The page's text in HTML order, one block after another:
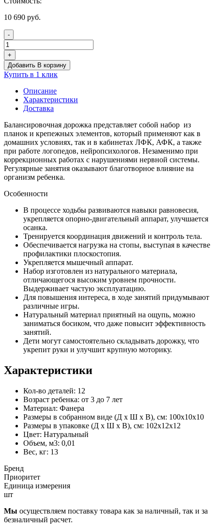
10 690 руб.
-
Количество
товара
Балансировочная
дорожка
Натураль
+
Добавить В корзину
Купить в 1 клик
Описание
Характеристики
Доставка
Балансировочная дорожка представляет собой набор из
планок и крепежных элементов, который применяют как в
домашних условиях, так и в кабинетах ЛФК, АФК, а также
при работе логопедов, нейропсихологов. Незаменимо при
коррекционных работах с нарушениями нервной системы.
Регулярные занятия оказывают благотворное влияние на
организм ребенка.
Особенности
В процессе ходьбы развиваются навыки равновесия,
укрепляется опорно-двигательный аппарат, улучшается
осанка.
Тренируется координация движений и контроль тела.
Обеспечивается нагрузка на стопы, выступая в качестве
профилактики плоскостопия.
Укрепляется мышечный аппарат.
Набор изготовлен из натурального материала,
отличающегося высоким уровнем прочности.
Выдерживает частую эксплуатацию.
Для повышения интереса, в ходе занятий придумывают
различные игры.
Натуральный материал приятный на ощупь, можно
заниматься босиком, что даже повысит эффективность
занятий.
Дети могут самостоятельно складывать дорожку, что
укрепит руки и улучшит крупную моторику.
Характеристики
Кол-во деталей: 12
Возраст ребенка: от 3 до 7 лет
Материал: Фанера
Размеры в собранном виде (Д х Ш х В), см: 100х10х10
Размеры в упаковке (Д х Ш х В), см: 102х12х12
Цвет: Натуральный
Объем, м3: 0,01
Вес, кг: 13
Бренд
Приоритет
Единица измерения
шт
Мы осуществляем поставку товара как за наличный, так и за
безналичный расчет.